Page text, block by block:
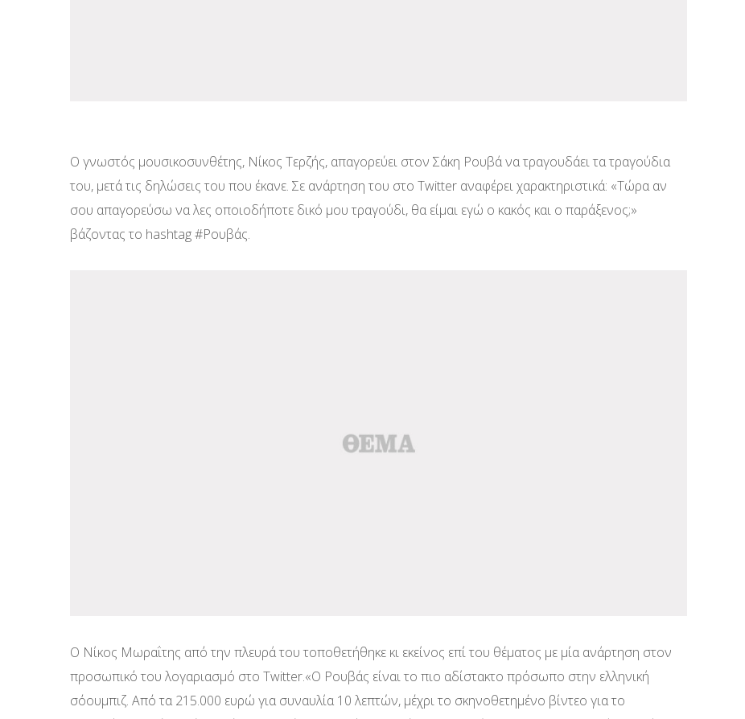
Ο γνωστός μουσικοσυνθέτης, Νίκος Τερζής, απαγορεύει στον Σάκη Ρουβά να τραγουδάει τα τραγούδια
του, μετά τις δηλώσεις του που έκανε. Σε ανάρτηση του στο Twitter αναφέρει χαρακτηριστικά: «Τώρα αν
σου απαγορεύσω να λες οποιοδήποτε δικό μου τραγούδι, θα είμαι εγώ ο κακός και ο παράξενος;»
βάζοντας το hashtag #Ρουβάς.
Ο Νίκος Μωραΐτης από την πλευρά του τοποθετήθηκε κι εκείνος επί του θέματος με μία ανάρτηση στον
προσωπικό του λογαριασμό στο Twitter.«Ο Ρουβάς είναι το πιο αδίστακτο πρόσωπο στην ελληνική
σόουμπιζ. Από τα 215.000 ευρώ για συναυλία 10 λεπτών, μέχρι το σκηνοθετημένο βίντεο για το